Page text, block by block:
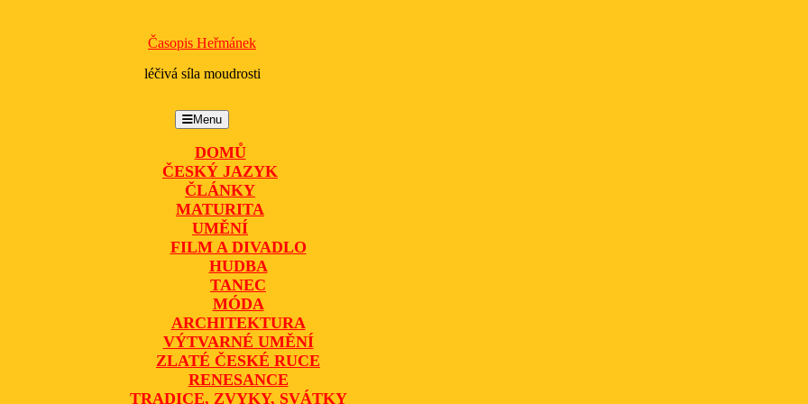
Časopis Heřmánek
léčivá síla moudrosti
MenuMenu
DOMŮ
ČESKÝ JAZYK
ČLÁNKY
MATURITA
UMĚNÍ
FILM A DIVADLO
HUDBA
TANEC
MÓDA
ARCHITEKTURA
VÝTVARNÉ UMĚNÍ
ZLATÉ ČESKÉ RUCE
RENESANCE
TRADICE, ZVYKY, SVÁTKY